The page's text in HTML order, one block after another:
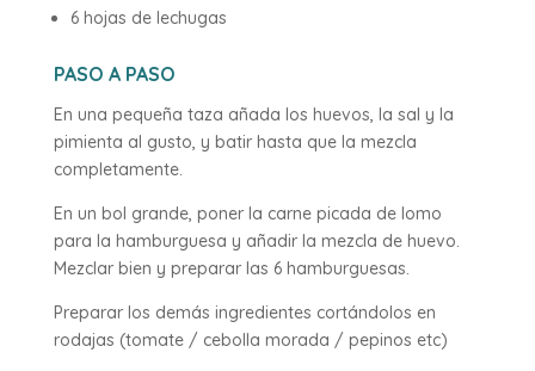
6 hojas de lechugas
PASO A PASO
En una pequeña taza añada los huevos, la sal y la
pimienta al gusto, y batir hasta que la mezcla
completamente.
En un bol grande, poner la carne picada de lomo
para la hamburguesa y añadir la mezcla de huevo.
Mezclar bien y preparar las 6 hamburguesas.
Preparar los demás ingredientes cortándolos en
rodajas (tomate / cebolla morada / pepinos etc)